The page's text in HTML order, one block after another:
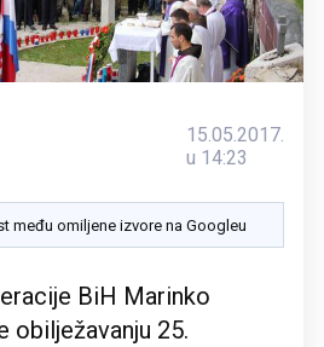
15.05.2017.
u 14:23
među omiljene izvore na Googleu
BiH Marinko
obilježavanju 25.